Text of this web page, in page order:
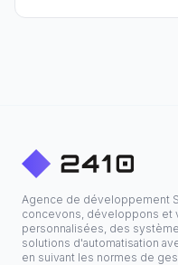
Agence de développement
concevons, développons et
personnalisées, des
solutions d'automatisation
en suivant les normes de